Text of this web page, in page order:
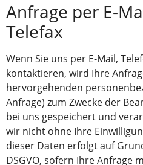
Anfrage per E-
Telefax
Wenn Sie uns per E-Mail,
kontaktieren, wird Ihre
hervorgehenden
Anfrage) zum Zwecke der
bei uns gespeichert und
wir nicht ohne Ihre
dieser Daten erfolgt auf
DSGVO, sofern Ihre Anfrage